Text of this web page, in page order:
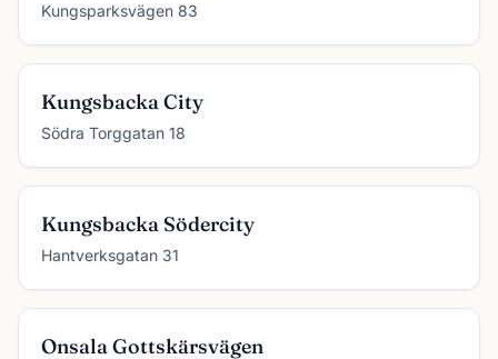
Kungsparksvägen 83
Kungsbacka City
Södra Torggatan 18
Kungsbacka Södercity
Hantverksgatan 31
Onsala Gottskärsvägen